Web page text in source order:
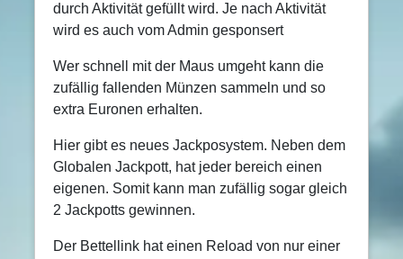
durch Aktivität gefüllt wird. Je nach Aktivität
wird es auch vom Admin gesponsert
Wer schnell mit der Maus umgeht kann die
zufällig fallenden Münzen sammeln und so
extra Euronen erhalten.
Hier gibt es neues Jackposystem. Neben dem
Globalen Jackpott, hat jeder bereich einen
eigenen. Somit kann man zufällig sogar gleich
2 Jackpotts gewinnen.
Der Bettellink hat einen Reload von nur einer